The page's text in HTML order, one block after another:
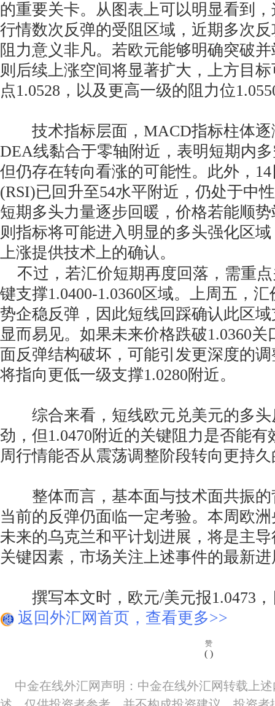
的重要关卡。从图表上可以明显看到
行情数次反弹的受阻区域，近期多次
阻力意义非凡。若欧元能够明确突破并
则后续上涨空间将显著扩大，上方目
点1.0528，以及更高一级的阻力位
技术指标层面，MACD指标柱体逐
DEA线黏合于零轴附近，表明短期内
但仍存在转向看涨的可能性。此外，
(RSI)已回升至54水平附近，仍处于中
短期多头力量逐步回暖，价格若能顺势
则指标将可能进入明显的多头强化区
上涨提供技术上的确认。
不过，若汇价短期再度回落，需重
键支撑1.0400-1.0360区域。上周五，
势企稳反弹，因此短线回踩确认此区
显而易见。如果未来价格跌破1.0360
面反弹结构破坏，可能引发更深度的
将指向更低一级支撑1.0280附近。
综合来看，短线欧元兑美元的多头
劲，但1.0470附近的关键阻力是否能
周行情能否从震荡调整阶段转向更持
整体而言，基本面与技术面共振的
当前的反弹仍面临一定考验。本周欧
未来的乌克兰和平计划进展，将是主
关键因素，市场关注上述事件的最新
撰写本文时，欧元/美元报1.0473，
返回外汇网首页，查看更多>>
赞
( )
中金在线外汇网声明：中金在线外汇网转载上